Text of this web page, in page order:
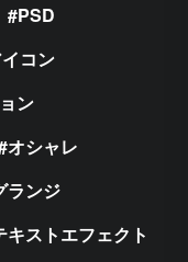
PSD
コン
ン
オシャレ
ランジ
キストエフェクト